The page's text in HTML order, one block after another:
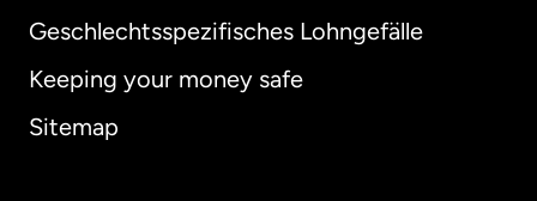
Geschlechtsspezifisches Lohngefälle
Keeping your money safe
Sitemap
Australien